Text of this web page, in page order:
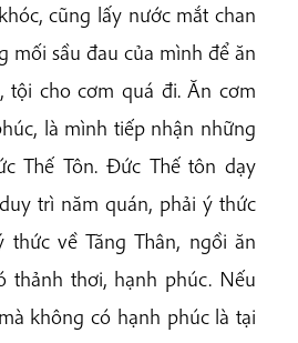
cũng lấy nước mắt chan
mối sầu đau của mình để ăn
tội cho cơm quá đi. Ăn cơm
là mình tiếp nhận những
Thế Tôn. Đức Thế tôn dạy
trì năm quán, phải ý thức
về Tăng Thân, ngồi ăn
thảnh thơi, hạnh phúc. Nếu
không có hạnh phúc là tại